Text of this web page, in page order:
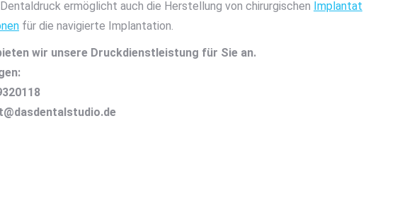
ermöglicht auch die Herstellung von chirurgischen Implantat
für die navigierte Implantation.
wir unsere Druckdienstleistung für Sie an.